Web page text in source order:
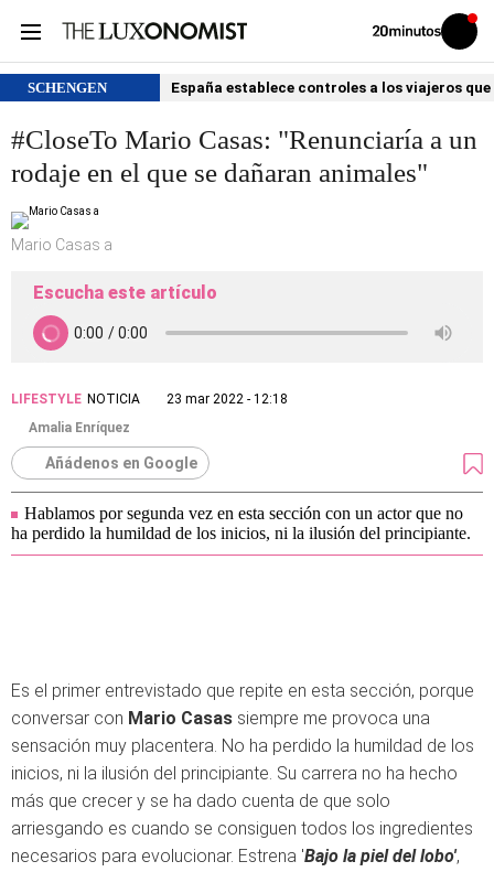
Volver
Iniciar
sesión
SCHENGEN España establece controles a los viajeros
#CloseTo Mario Casas: "Renunciaría a un
rodaje en el que se dañaran animales"
Mario Casas a
Escucha este artículo
LIFESTYLE NOTICIA
23 mar 2022 - 12:18
Amalia Enríquez
Añádenos en Google
Hablamos por segunda vez en esta sección con un actor que no
ha perdido la humildad de los inicios, ni la ilusión del principiante.
Es el primer entrevistado que repite en esta sección, porque
conversar con Mario Casas siempre me provoca una
sensación muy placentera. No ha perdido la humildad de los
inicios, ni la ilusión del principiante. Su carrera no ha hecho
más que crecer y se ha dado cuenta de que solo
arriesgando es cuando se consiguen todos los ingredientes
necesarios para evolucionar. Estrena 'Bajo la piel del lobo',